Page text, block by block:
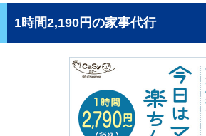
1時間2,190円の家事代行